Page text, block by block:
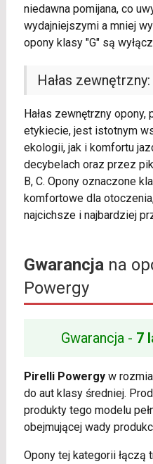
niedawna pomijana, co
wydajniejszymi a mniej
opony klasy "G" są
Hałas zewnętrzny:
Hałas zewnętrzny opony,
etykiecie, jest istotnym
ekologii, jak i komfortu
decybelach oraz przez
B, C. Opony oznaczone
komfortowe dla
najcichsze i najbardziej
Gwarancjana
Powergy
Gwarancja - 7
Pirelli Powergyw
do aut klasy średniej.
produkty tego modelu
obejmującej wady
Opony tej kategorii łączą